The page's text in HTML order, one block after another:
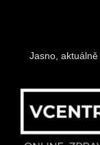
Jasno, aktuálně